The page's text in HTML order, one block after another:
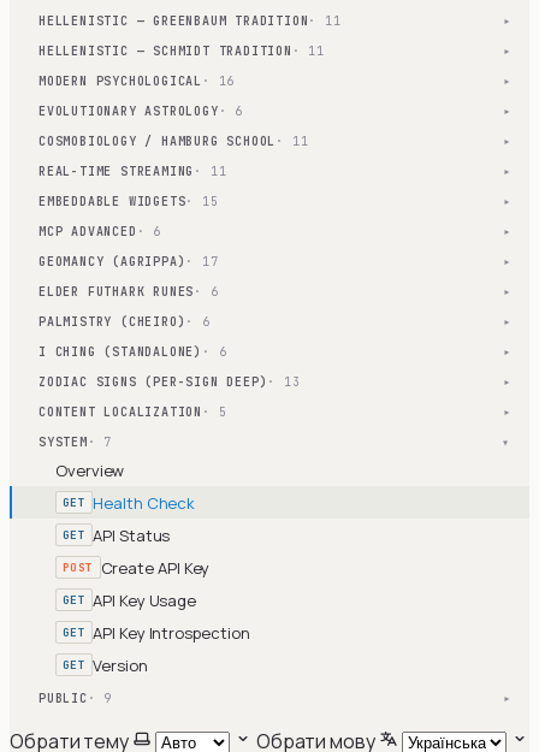
HELLENISTIC — GREENBAUM TRADITION · 11 ▾
HELLENISTIC — SCHMIDT TRADITION · 11 ▾
MODERN PSYCHOLOGICAL · 16 ▾
EVOLUTIONARY ASTROLOGY · 6 ▾
COSMOBIOLOGY / HAMBURG SCHOOL · 11 ▾
REAL-TIME STREAMING · 11 ▾
EMBEDDABLE WIDGETS· 15 ▾
MCP ADVANCED · 6 ▾
GEOMANCY (AGRIPPA) · 17 ▾
ELDER FUTHARK RUNES · 6 ▾
PALMISTRY (CHEIRO) · 6 ▾
I CHING (STANDALONE) · 6 ▾
ZODIAC SIGNS (PER-SIGN DEEP) · 13 ▾
CONTENT LOCALIZATION · 5 ▾
SYSTEM · 7 ▾
Overview
GET Health Check
GET API Status
POST Create API Key
GET API Key Usage
GET API Key Introspection
GET Version
PUBLIC · 9 ▾
Обрати тему Обрати мову